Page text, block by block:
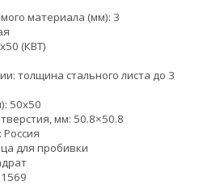
материала (мм): 3
(КВТ)
толщина стального листа до 3
50х50
мм: 50.8×50.8
для пробивки